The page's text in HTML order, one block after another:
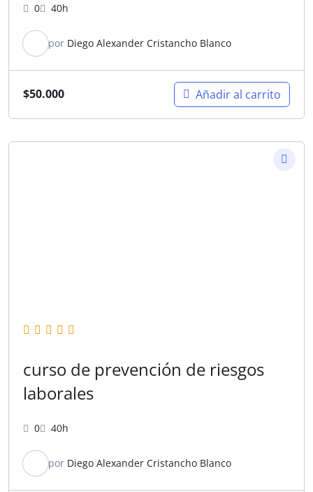
0 40h
por Diego Alexander Cristancho Blanco
$50.000 Añadir al carrito
curso de prevención de riesgos
laborales
0 40h
por Diego Alexander Cristancho Blanco